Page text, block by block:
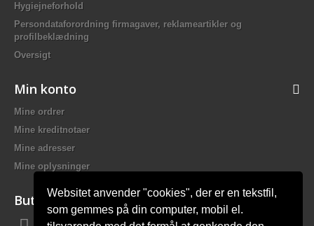
Websitet anvender "cookies", der er en tekstfil,
som gemmes på din computer, mobil el.
Hygiejneforhold
Persondataforordning firmagaver, reklameartikler og
profilbeklædning
Oversigt
Min konto
Mine ordrer
Mine kreditnotaer
Mine adresser
Mine oplysninger
Butiksinformation